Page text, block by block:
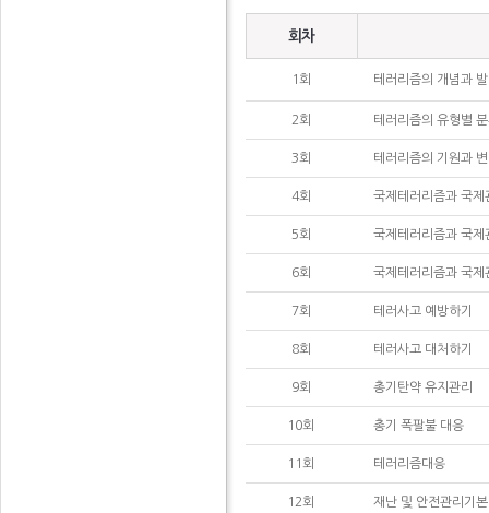
회차
1회 테러리즘의 개념과
2회 테러리즘의 유형별
3회 테러리즘의 기원과
4회 국제테러리즘과 국제
5회 국제테러리즘과 국제
6회 국제테러리즘과 국제
7회 테러사고 예방하기
8회 테러사고 대처하기
9회 총기탄약 유지관리
10회 총기 폭팔불 대응
11회 테러리즘대응
12회 재난 및 안전관리기